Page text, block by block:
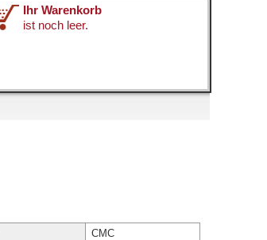
Ihr Warenkorb
ist noch leer.
CMC